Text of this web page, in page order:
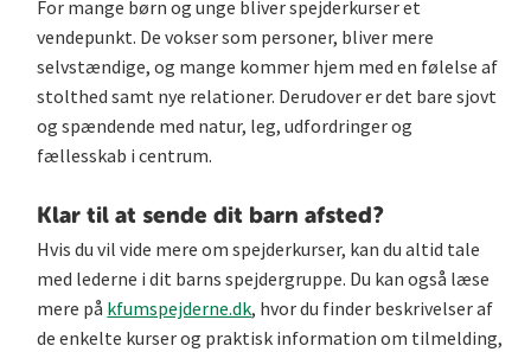
For mange børn og unge bliver spejderkurser et
vendepunkt. De vokser som personer, bliver mere
selvstændige, og mange kommer hjem med en følelse af
stolthed samt nye relationer. Derudover er det bare sjovt
og spændende med natur, leg, udfordringer og
fællesskab i centrum.
Klar til at sende dit barn afsted?
Hvis du vil vide mere om spejderkurser, kan du altid tale
med lederne i dit barns spejdergruppe. Du kan også læse
mere på kfumspejderne.dk, hvor du finder beskrivelser af
de enkelte kurser og praktisk information om tilmelding,